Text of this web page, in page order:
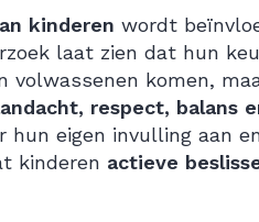
kinderen wordt
laat zien dat hun
komen,
respect, balans
hun eigen invulling aan
kinderen actieve